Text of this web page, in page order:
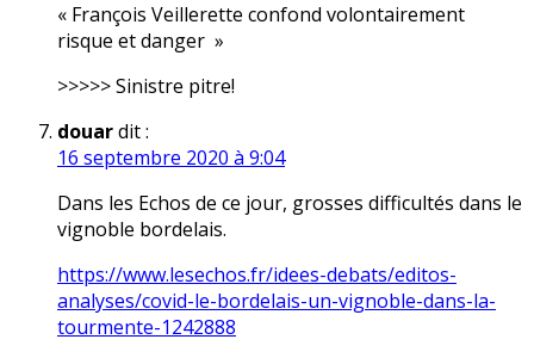
« François Veillerette confond volontairement
risque et danger »
>>>>> Sinistre pitre!
douardit :
16 septembre 2020 à 9:04
Dans les Echos de ce jour, grosses difficultés dans le
vignoble bordelais.
https://www.lesechos.fr/idees-debats/editos-
analyses/covid-le-bordelais-un-vignoble-dans-la-
tourmente-1242888